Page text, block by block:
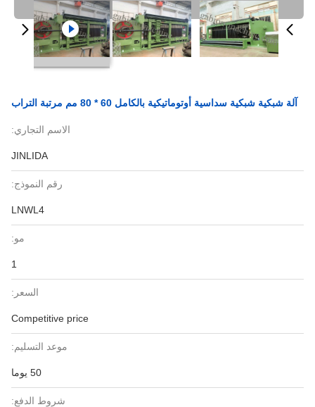
آلة شبكية شبكية سداسية أوتوماتيكية بالكامل 60 * 80 مم مرتبة التراب
الاسم التجاري:
JINLIDA
رقم النموذج:
LNWL4
مو:
السعر:
Competitive price
موعد التسليم:
50 يوما
شروط الدفع: